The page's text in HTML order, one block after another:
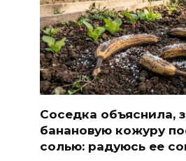
Соседка объяснила,
банановую кожуру
солью: радуюсь ее